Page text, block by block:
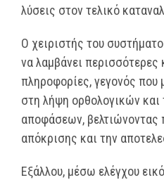
λύσεις στον τελικό
Ο χειριστής του
να λαμβάνει περισσότερες
πληροφορίες, γεγονός που
στη λήψη ορθολογικών
αποφάσεων, βελτιώνοντας
απόκρισης και την
Εξάλλου, μέσω ελέγχου